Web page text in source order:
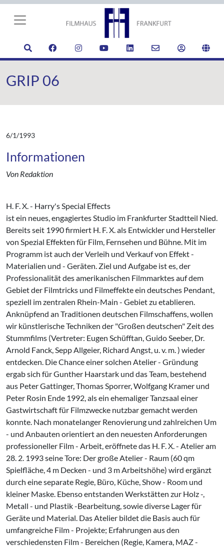
GRIP 06
6/1/1993
Informationen
Von Redaktion
H. F. X. - Harry's Special Effects
ist ein neues, engagiertes Studio im Frankfurter Stadtteil Nied.
Bereits seit 1990 firmiert H. F. X. als Entwickler und Hersteller
von Spezial Effekten für Film, Fernsehen und Bühne. Mit im
Programm ist auch der Verleih und Verkauf von Effekt -
Materialien und - Geräten. Ziel und Aufgabe ist es, der
Professionalität des amerikanischen Filmmarktes auf dem
Gebiet der Filmtricks und Filmeffekte ein deutsches Pendant,
speziell im zentralen Rhein-Main - Gebiet zu etablieren.
Anknüpfend an Traditionen deutschen Filmschaffens, wollen
wir künstlerische Techniken der "Großen deutschen" Zeit des
Stummfilms (Vertreter: Eugen Schüfftan, Guido Seeber, Dr.
Arnold Fanck, Sepp Allgeier, Richard Angst, u. v. m. ) wieder
entdecken. Die Chance einer solchen Atelier - Gründung
ergab sich für Gunther Haarstark und das Team, bestehend
aus Peter Gattinger, Thomas Sporrer, Wolfgang Kramer und
Peter Rosin Ende 1992, als ein ehemaliger Tanzsaal einer
Gastwirtschaft für Filmzwecke nutzbar gemacht werden
konnte. Nach monatelanger Renovierung und zahlreichen Um
- und Anbauten orientiert an den neuesten Anforderungen
professioneller Film - Arbeit, eröffnete das H. F. X. - Atelier am
28. 2. 1993 seine Tore: Der große Atelier - Raum (60 qm
Spielfläche, 4 m Decken - und 3 m Arbeitshöhe) wird ergänzt
durch eine separate Regie, Büro, Küche, Show - Room und
kleiner Maske. Ebenso entstanden Werkstätten zur Holz -,
Metall - und Plastik -Bearbeitung, sowie diverse Lager für
Geräte und Material. Das Atelier bildet die Basis auch für
umfangreiche Film - Projekte; Erfahrungen aus den
verschiedensten Film - Bereichen (Regie, Kamera, MAZ -